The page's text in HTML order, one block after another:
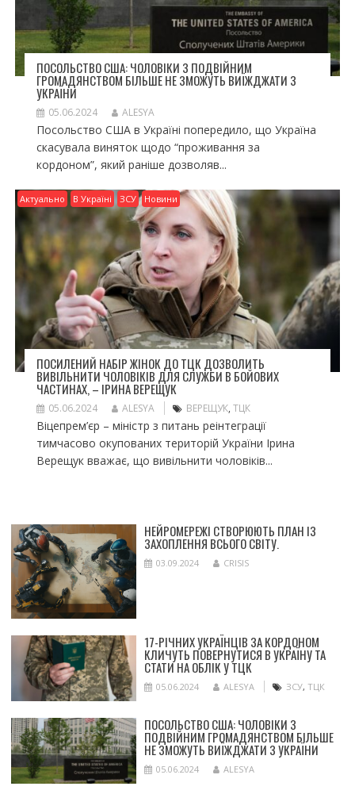
ПОСОЛЬСТВО США: ЧОЛОВІКИ З ПОДВІЙНИМ
ГРОМАДЯНСТВОМ БІЛЬШЕ НЕ ЗМОЖУТЬ ВИЇЖДЖАТИ З
УКРАЇНИ
05.06.2024 ALESYA
Посольство США в Україні попередило, що Україна
скасувала виняток щодо “проживання за
кордоном”, який раніше дозволяв...
Актуально В Україні ЗСУ Новини
ПОСИЛЕНИЙ НАБІР ЖІНОК ДО ТЦК ДОЗВОЛИТЬ
ВИВІЛЬНИТИ ЧОЛОВІКІВ ДЛЯ СЛУЖБИ В БОЙОВИХ
ЧАСТИНАХ, – ІРИНА ВЕРЕЩУК
05.06.2024 ALESYA ВЕРЕЩУК, ТЦК
Віцепрем’єр – міністр з питань реінтеграції
тимчасово окупованих територій України Ірина
Верещук вважає, що вивільнити чоловіків...
НЕЙРОМЕРЕЖІ СТВОРЮЮТЬ ПЛАН ІЗ
ЗАХОПЛЕННЯ ВСЬОГО СВІТУ.
03.09.2024 CRISIS
17-РІЧНИХ УКРАЇНЦІВ ЗА КОРДОНОМ
КЛИЧУТЬ ПОВЕРНУТИСЯ В УКРАЇНУ ТА
СТАТИ НА ОБЛІК У ТЦК
05.06.2024 ALESYA ЗСУ, ТЦК
ПОСОЛЬСТВО США: ЧОЛОВІКИ З
ПОДВІЙНИМ ГРОМАДЯНСТВОМ БІЛЬШЕ
НЕ ЗМОЖУТЬ ВИЇЖДЖАТИ З УКРАЇНИ
05.06.2024 ALESYA